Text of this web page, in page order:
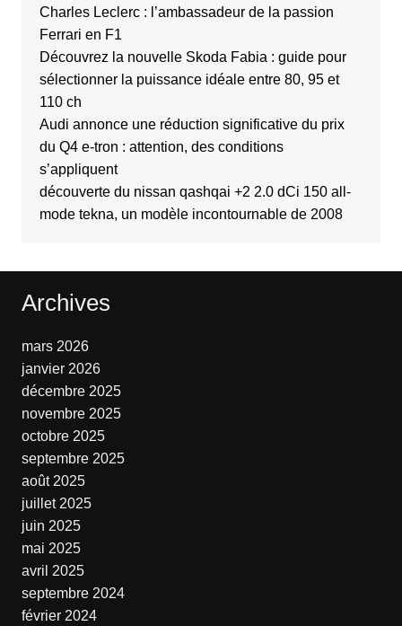
Charles Leclerc : l’ambassadeur de la passion
Ferrari en F1
Découvrez la nouvelle Skoda Fabia : guide pour
sélectionner la puissance idéale entre 80, 95 et
110 ch
Audi annonce une réduction significative du prix
du Q4 e-tron : attention, des conditions
s’appliquent
découverte du nissan qashqai +2 2.0 dCi 150 all-
mode tekna, un modèle incontournable de 2008
Archives
mars 2026
janvier 2026
décembre 2025
novembre 2025
octobre 2025
septembre 2025
août 2025
juillet 2025
juin 2025
mai 2025
avril 2025
septembre 2024
février 2024